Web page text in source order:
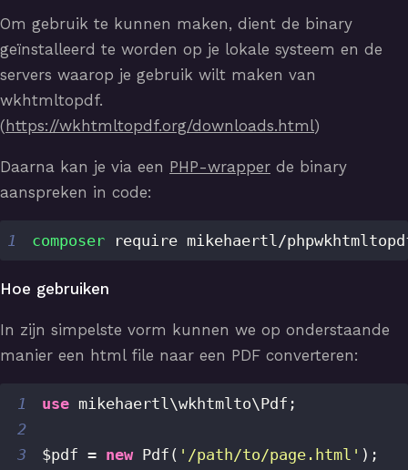
Om gebruik te kunnen maken, dient de binary
geïnstalleerd te worden op je lokale systeem en de
servers waarop je gebruik wilt maken van
wkhtmltopdf.
( https://wkhtmltopdf.org/downloads.html)
Daarna kan je via een PHP-wrapper de binary
aanspreken in code:
1 composer require mikehaertl/
Hoe gebruiken
In zijn simpelste vorm kunnen we op onderstaande
manier een html file naar een PDF converteren:
1 use mikehaertl\wkhtmlto\Pdf ;
2
3
$pdf = new Pdf ( '/path/to/page.html' ) ;